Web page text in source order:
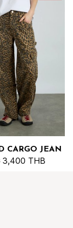
CARGO JEAN
3,400 THB